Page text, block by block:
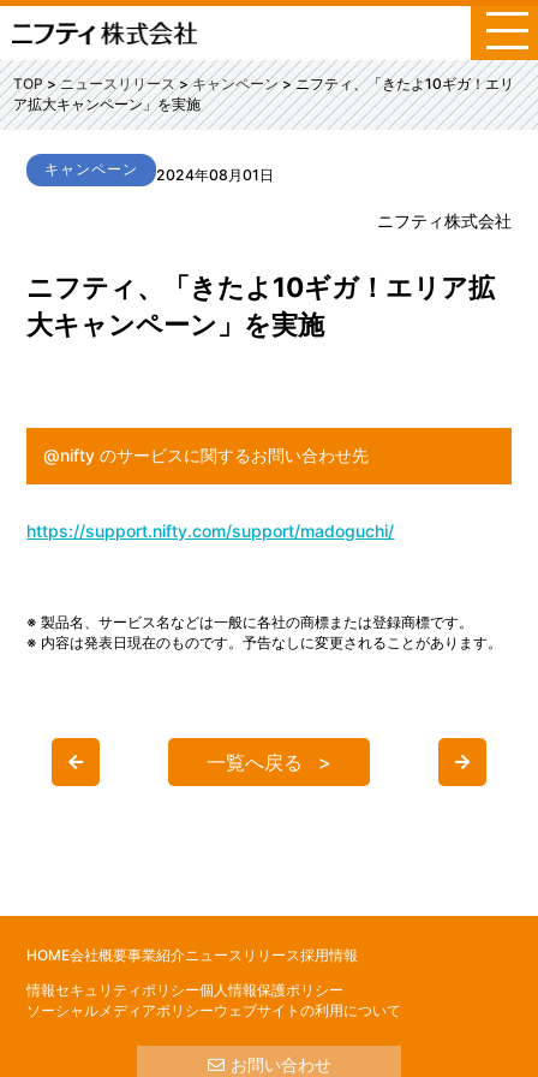
メ
ニ
ュ
ー
TOP ニュースリリース キャンペーン
ニフティ、「きたよ10ギガ！エリ
ア拡大キャンペーン」を実施
キャンペーン 2024年08月01日
ニフティ株式会社
ニフティ、「きたよ10ギガ！エリア拡
大キャンペーン」を実施
@nifty のサービスに関するお問い合わせ先
https://support.nifty.com/support/madoguchi/
※ 製品名、サービス名などは一般に各社の商標または登録商標です。
※ 内容は発表日現在のものです。予告なしに変更されることがあります。
一覧へ戻る
HOME会社概要事業紹介ニュースリリース採用情報
情報セキュリティポリシー個人情報保護ポリシー
ソーシャルメディアポリシーウェブサイトの利用について
お問い合わせ